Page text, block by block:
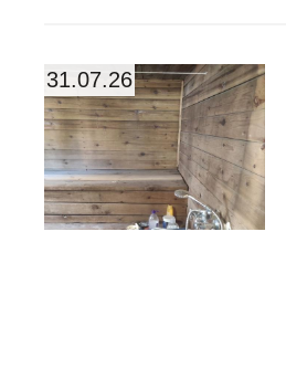
31.07.26